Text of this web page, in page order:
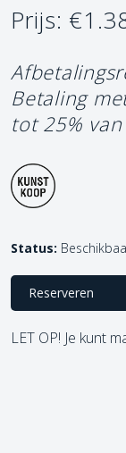
Prijs:
Betaling
tot 25%
Status:
Reserveren
LET OP! Je kunt